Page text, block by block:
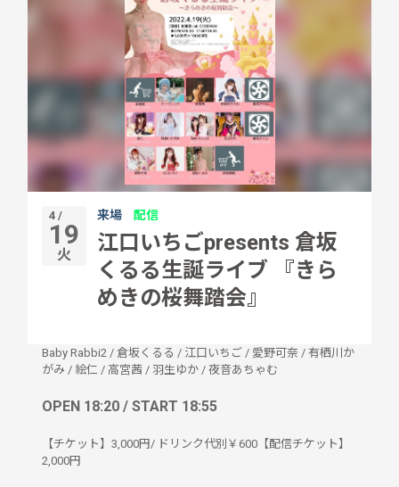
4 /
19
火
来場 配信
江口いちごpresents 倉坂
くるる生誕ライブ 『きら
めきの桜舞踏会』
Baby Rabbi2 / 倉坂くるる / 江口いちご / 愛野可奈 / 有栖川か
がみ / 絵仁 / 高宮茜 / 羽生ゆか / 夜音あちゃむ
OPEN 18:20 / START 18:55
【チケット】3,000円/ ドリンク代別￥600【配信チケット】
2,000円